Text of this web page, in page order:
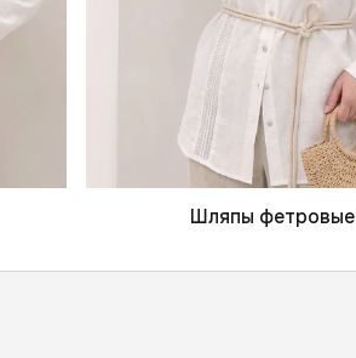
Шляпы фетровые